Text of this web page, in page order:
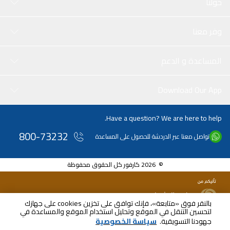
بالنقر فوق «متابعة»، فإنك توافق على تخزين cookies على جهازك
لتحسين التنقل في الموقع وتحليل استخدام الموقع والمساعدة في
جهودنا التسويقية. سياسة الخصوصية
Have a question? We are here to help.
تواصل معنا عبر الدردشة للحصول على المساعدة 800-73232
© 2026 كارفور كل الحقوق محفوظة